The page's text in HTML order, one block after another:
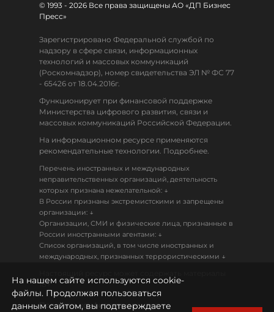
© 1993 - 2026 Все права защищены АО «ДП Бизнес
Пресс»
Зарегистрировано Федеральной службой по
надзору в сфере связи, информационных
технологий и массовых коммуникаций
(Роскомнадзор), номер свидетельства ЭЛ № ФС 77
- 65426 от 18.04.2016г.
Функционирует при финансовой поддержке
Министерства цифрового развития, связи и
массовых коммуникаций Российской Федерации.
На информационном ресурсе применяются
рекомендательные технологии. Подробнее.
Перечень иностранных и международных
неправительственных организаций, деятельность
которых признана нежелательной: ↓
В России признаны экстремистскими и запрещены
организации: ↓
Организации, СМИ и физические лица, признанные в
России иностранными агентами: ↓
Список организаций, в том числе иностранных и
международных, признанных террористическими ↓
18+
Политика конфиденциальности
На нашем сайте используются cookie-
файлы. Продолжая пользоваться
данным сайтом, вы подтверждаете